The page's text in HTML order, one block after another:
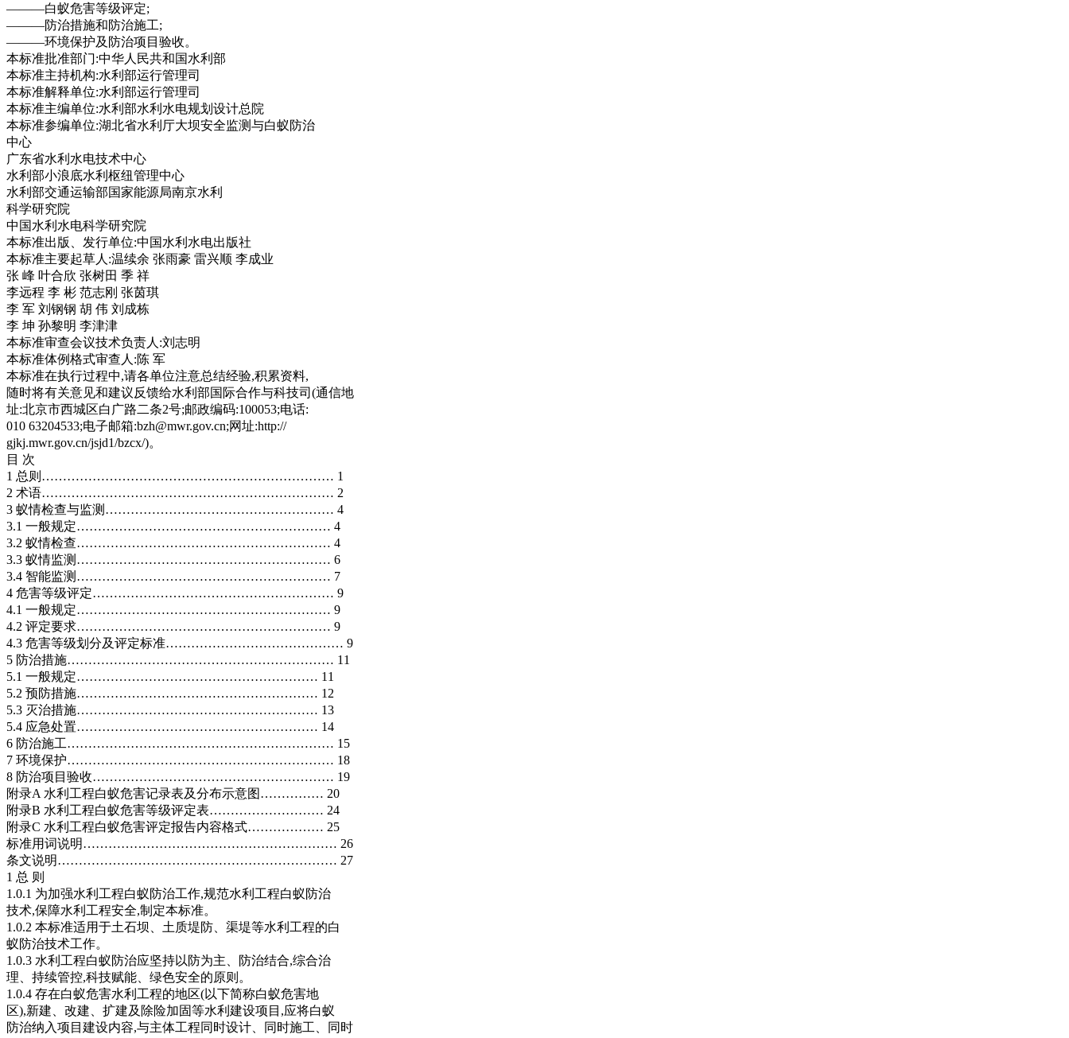
———白蚁危害等级评定;
———防治措施和防治施工;
———环境保护及防治项目验收。
本标准批准部门:中华人民共和国水利部
本标准主持机构:水利部运行管理司
本标准解释单位:水利部运行管理司
本标准主编单位:水利部水利水电规划设计总院
本标准参编单位:湖北省水利厅大坝安全监测与白蚁防治
中心
广东省水利水电技术中心
水利部小浪底水利枢纽管理中心
水利部交通运输部国家能源局南京水利
科学研究院
中国水利水电科学研究院
本标准出版、发行单位:中国水利水电出版社
本标准主要起草人:温续余 张雨豪 雷兴顺 李成业
张 峰 叶合欣 张树田 季 祥
李远程 李 彬 范志刚 张茵琪
李 军 刘钢钢 胡 伟 刘成栋
李 坤 孙黎明 李津津
本标准审查会议技术负责人:刘志明
本标准体例格式审查人:陈 军
本标准在执行过程中,请各单位注意总结经验,积累资料,
随时将有关意见和建议反馈给水利部国际合作与科技司(通信地
址:北京市西城区白广路二条2号;邮政编码:100053;电话:
010 63204533;电子邮箱:bzh@mwr.gov.cn;网址:http://
gjkj.mwr.gov.cn/jsjd1/bzcx/)。
目 次
1 总则…………………………………………………………… 1
2 术语…………………………………………………………… 2
3 蚁情检查与监测……………………………………………… 4
3.1 一般规定…………………………………………………… 4
3.2 蚁情检查…………………………………………………… 4
3.3 蚁情监测…………………………………………………… 6
3.4 智能监测…………………………………………………… 7
4 危害等级评定………………………………………………… 9
4.1 一般规定…………………………………………………… 9
4.2 评定要求…………………………………………………… 9
4.3 危害等级划分及评定标准…………………………………… 9
5 防治措施……………………………………………………… 11
5.1 一般规定………………………………………………… 11
5.2 预防措施………………………………………………… 12
5.3 灭治措施………………………………………………… 13
5.4 应急处置………………………………………………… 14
6 防治施工……………………………………………………… 15
7 环境保护……………………………………………………… 18
8 防治项目验收………………………………………………… 19
附录A 水利工程白蚁危害记录表及分布示意图…………… 20
附录B 水利工程白蚁危害等级评定表……………………… 24
附录C 水利工程白蚁危害评定报告内容格式……………… 25
标准用词说明…………………………………………………… 26
条文说明………………………………………………………… 27
1 总 则
1.0.1 为加强水利工程白蚁防治工作,规范水利工程白蚁防治
技术,保障水利工程安全,制定本标准。
1.0.2 本标准适用于土石坝、土质堤防、渠堤等水利工程的白
蚁防治技术工作。
1.0.3 水利工程白蚁防治应坚持以防为主、防治结合,综合治
理、持续管控,科技赋能、绿色安全的原则。
1.0.4 存在白蚁危害水利工程的地区(以下简称白蚁危害地
区),新建、改建、扩建及除险加固等水利建设项目,应将白蚁
防治纳入项目建设内容,与主体工程同时设计、同时施工、同时